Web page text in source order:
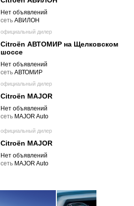
Нет объявлений
cеть АВИЛОН
официальный дилер
Citroën АВТОМИР на Щелковском
шоссе
Нет объявлений
cеть АВТОМИР
официальный дилер
Citroën MAJOR
Нет объявлений
cеть MAJOR Auto
официальный дилер
Citroën MAJOR
Нет объявлений
cеть MAJOR Auto